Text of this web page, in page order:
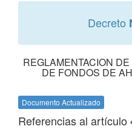
Decreto
REGLAMENTACION
DE FONDOS DE
Documento Actualizado
Referencias al artículo